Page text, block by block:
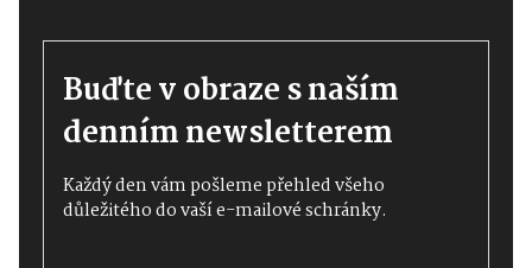
Buďte v obraze s naším
denním newsletterem
Každý den vám pošleme přehled všeho
důležitého do vaší e-mailové schránky.